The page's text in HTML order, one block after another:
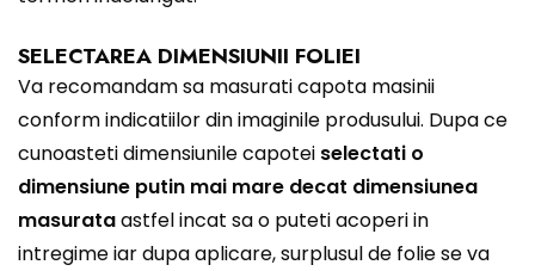
SELECTAREA DIMENSIUNII FOLIEI
Va recomandam sa masurati capota masinii
conform indicatiilor din imaginile produsului. Dupa ce
cunoasteti dimensiunile capotei selectati o
dimensiune putin mai mare decat dimensiunea
masurataastfel incat sa o puteti acoperi in
intregime iar dupa aplicare, surplusul de folie se va